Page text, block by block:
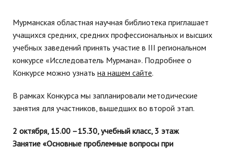
Мурманская областная научная библиотека приглашает
учащихся средних, средних профессиональных и высших
учебных заведений принять участие в III региональном
конкурсе «Исследователь Мурмана». Подробнее о
Конкурсе можно узнать на нашем сайте.
В рамках Конкурса мы запланировали методические
занятия для участников, вышедших во второй этап.
2 октября, 15.00 –15.30, учебный класс, 3 этаж
Занятие «Основные проблемные вопросы при